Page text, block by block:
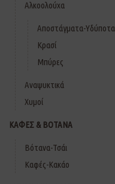
Αλκοολούχα
Αποστάγματα-Υδύποτα
Κρασί
Μπύρες
Αναψυκτικά
Χυμοί
ΚΑΦΕΣ & ΒΟΤΑΝΑ
Βότανα-Τσάι
Καφές-Κακάο